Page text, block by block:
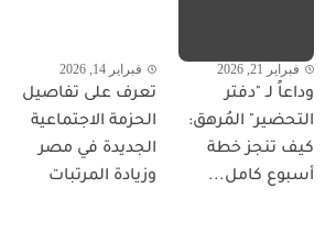
فبراير 21, 2026
وداعاً لـ "دفتر
التحضير" المُرهق:
كيف تنجز خطة
أسبوع كامل...
فبراير 14, 2026
تعرف على تفاصيل
الحزمة الاجتماعية
الجديدة في مصر
وزيادة المرتبات